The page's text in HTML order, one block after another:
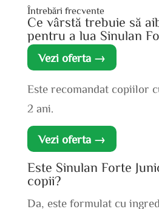
Întrebări frecvente
Ce vârstă trebuie să
pentru a lua Sinulan
Vezi oferta →
Este recomandat copiilor
2 ani.
Vezi oferta →
Este Sinulan Forte
copii?
Da, este formulat cu